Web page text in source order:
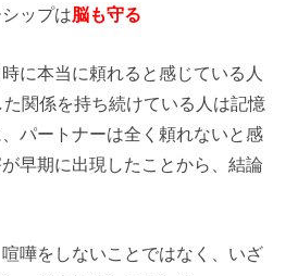
ップは脳も守る
に本当に頼れると感じている人
関係を持ち続けている人は記憶
パートナーは全く頼れないと感
早期に出現したことから、結論
嘩をしないことではなく、いざ